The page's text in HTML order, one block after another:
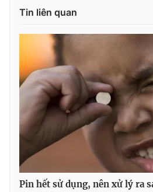
Tin liên quan
Pin hết sử dụng, nên xử lý ra